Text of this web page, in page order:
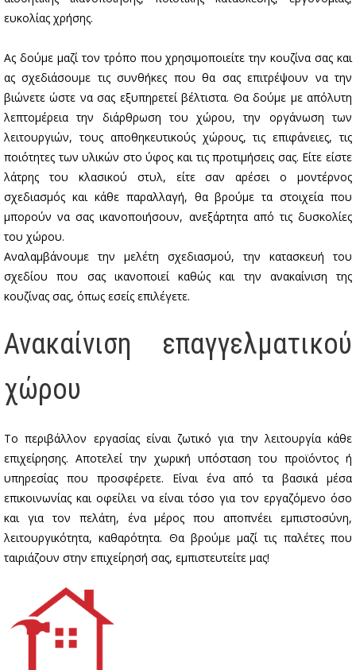
ευκολίας χρήσης.
Ας δούμε μαζί τον τρόπο που χρησιμοποιείτε την κουζίνα σας και
ας σχεδιάσουμε τις συνθήκες που θα σας επιτρέψουν να την
βιώνετε ώστε να σας εξυπηρετεί βέλτιστα. Θα δούμε με απόλυτη
λεπτομέρεια την διάρθρωση του χώρου, την οργάνωση των
λειτουργιών, τους αποθηκευτικούς χώρους, τις επιφάνειες, τις
ποιότητες των υλικών στο ύφος και τις προτιμήσεις σας. Είτε είστε
λάτρης του κλασικού στυλ, είτε σαν αρέσει ο μοντέρνος
σχεδιασμός και κάθε παραλλαγή, θα βρούμε τα στοιχεία που
μπορούν να σας ικανοποιήσουν, ανεξάρτητα από τις δυσκολίες
του χώρου.
Αναλαμβάνουμε την μελέτη σχεδιασμού, την κατασκευή του
σχεδίου που σας ικανοποιεί καθώς και την ανακαίνιση της
κουζίνας σας, όπως εσείς επιλέγετε.
Ανακαίνιση επαγγελματικού
χώρου
Το περιβάλλον εργασίας είναι ζωτικό για την λειτουργία κάθε
επιχείρησης. Αποτελεί την χωρική υπόσταση του προϊόντος ή
υπηρεσίας που προσφέρετε. Είναι ένα από τα βασικά μέσα
επικοινωνίας και οφείλει να είναι τόσο για τον εργαζόμενο όσο
και για τον πελάτη, ένα μέρος που αποπνέει εμπιστοσύνη,
λειτουργικότητα, καθαρότητα. Θα βρούμε μαζί τις παλέτες που
ταιριάζουν στην επιχείρησή σας, εμπιστευτείτε μας!